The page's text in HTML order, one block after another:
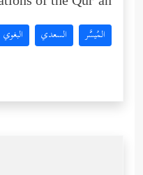
المُيسَّر السعدي البغوي